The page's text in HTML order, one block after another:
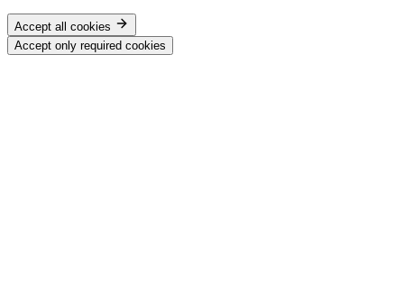
Accept all cookies
Accept only required cookies